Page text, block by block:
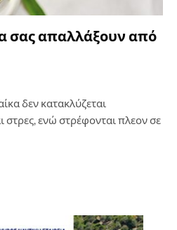
σας απαλλάξουν από
δεν κατακλύζεται
στρες, ενώ στρέφονται πλεον σε